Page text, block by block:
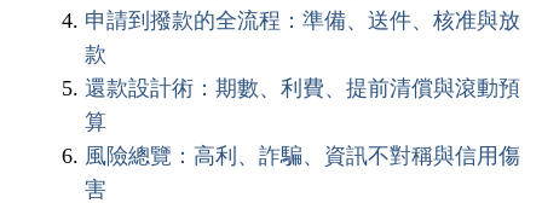
申請到撥款的全流程：準備、送件、核准與放
款
還款設計術：期數、利費、提前清償與滾動預
算
風險總覽：高利、詐騙、資訊不對稱與信用傷
害